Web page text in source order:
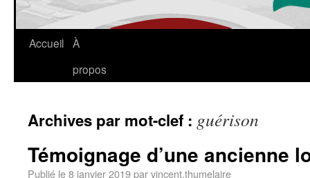
Accueil À
propos
Archives par mot-clef : guérison
Témoignage d’une ancienne
Publié le8 janvier 2019parvincent.thumelaire